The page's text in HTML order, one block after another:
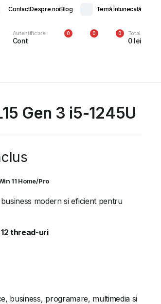
ContactDespre noiBlog Temă întunecată
Autentificare
Cont
0 0 0 Total
0 lei
Gen 3 i5-1245U
11 Home/Pro
modern si eficient pentru
12 thread-uri
business, programare, multimedia si